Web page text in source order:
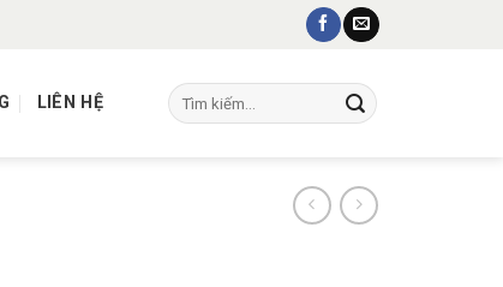
LIÊN HỆ
Tìm
kiếm: